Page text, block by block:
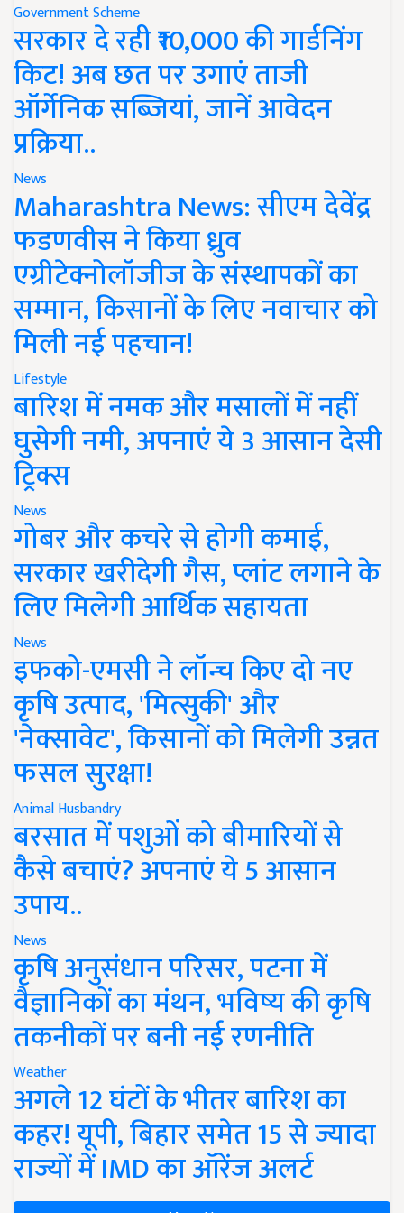
Government Scheme
सरकार दे रही ₹10,000 की गार्डनिंग
किट! अब छत पर उगाएं ताजी
ऑर्गेनिक सब्जियां, जानें आवेदन
प्रक्रिया..
News
Maharashtra News: सीएम देवेंद्र
फडणवीस ने किया ध्रुव
एग्रीटेक्नोलॉजीज के संस्थापकों का
सम्मान, किसानों के लिए नवाचार को
मिली नई पहचान!
Lifestyle
बारिश में नमक और मसालों में नहीं
घुसेगी नमी, अपनाएं ये 3 आसान देसी
ट्रिक्स
News
गोबर और कचरे से होगी कमाई,
सरकार खरीदेगी गैस, प्लांट लगाने के
लिए मिलेगी आर्थिक सहायता
News
इफको-एमसी ने लॉन्च किए दो नए
कृषि उत्पाद, 'मित्सुकी' और
'नेक्सावेट', किसानों को मिलेगी उन्नत
फसल सुरक्षा!
Animal Husbandry
बरसात में पशुओं को बीमारियों से
कैसे बचाएं? अपनाएं ये 5 आसान
उपाय..
News
कृषि अनुसंधान परिसर, पटना में
वैज्ञानिकों का मंथन, भविष्य की कृषि
तकनीकों पर बनी नई रणनीति
Weather
अगले 12 घंटों के भीतर बारिश का
कहर! यूपी, बिहार समेत 15 से ज्यादा
राज्यों में IMD का ऑरेंज अलर्ट